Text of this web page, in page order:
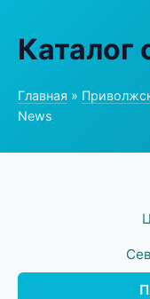
Каталог
Главная »
News